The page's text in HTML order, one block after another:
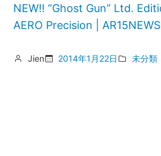
NEW!! “Ghost Gun” Ltd.
AERO Precision |
Jien 2014年1月22日 未分類